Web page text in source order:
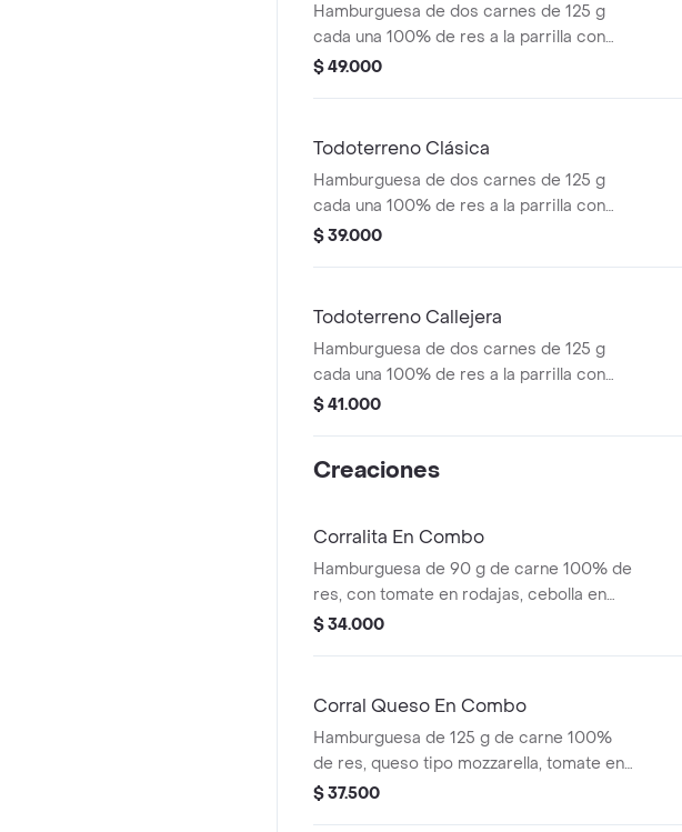
Hamburguesa de dos carnes de 125 g
cada una 100% de res a la parrilla con
salsa bbq, tocineta, queso mozzarella,
$ 49.000
Todoterreno Clásica
Hamburguesa de dos carnes de 125 g
cada una 100% de res a la parrilla con
salsa bbq, queso mozzarella, lechuga,
$ 39.000
Todoterreno Callejera
Hamburguesa de dos carnes de 125 g
cada una 100% de res a la parrilla con
salsa bbq, tocineta, queso mozzarella,
$ 41.000
Creaciones
Corralita En Combo
Hamburguesa de 90 g de carne 100% de
res, con tomate en rodajas, cebolla en
rodajas, lechuga, salsa blanca y salsa de
$ 34.000
Corral Queso En Combo
Hamburguesa de 125 g de carne 100%
de res, queso tipo mozzarella, tomate en
rodajas, cebolla en rodajas, lechuga y
$ 37.500